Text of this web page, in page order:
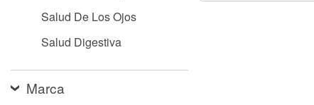
Salud De Los Ojos
Salud Digestiva
Marca